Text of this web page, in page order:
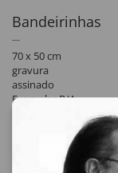
Bandeirinhas
70 x 50 cm
gravura
assinado
Exemplar P/A
Compartilhar